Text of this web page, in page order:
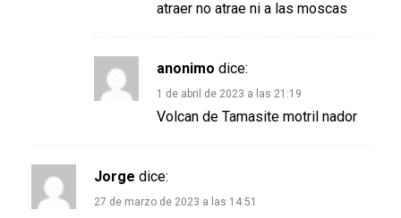
atraer no atrae ni a las moscas
anonimo dice:
1 de abril de 2023 a las 21:19
Volcan de Tamasite motril nador
Jorge dice:
27 de marzo de 2023 a las 14:51